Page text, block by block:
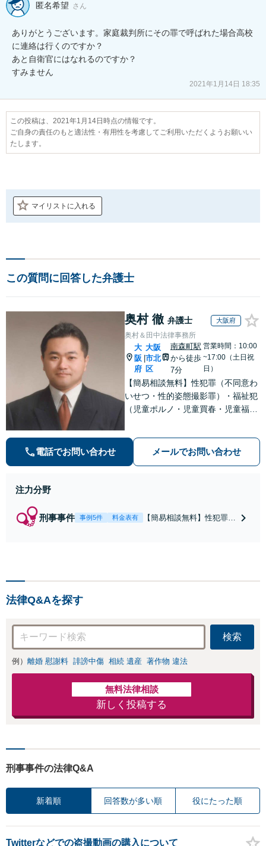
匿名希望 さん
ありがとうございます。家庭裁判所にその罪で呼ばれた場合高校
に連絡は行くのですか？
あと自衛官にはなれるのですか？
すみません
2021年1月14日 18:35
この投稿は、2021年1月14日時点の情報です。
ご自身の責任のもと適法性・有用性を考慮してご利用いただくようお願いい
たします。
マイリストに入れる
この質問に回答した弁護士
奥村 徹 弁護士 大阪府
奥村＆田中法律事務所
大
阪
府
大阪
市北
区
南森町駅
から徒歩
7分
営業時間：10:00
~17:00（土日祝
日）
【簡易相談無料】性犯罪（不同意わ
いせつ・性的姿態撮影罪）・福祉犯
（児童ポルノ・児童買春・児童福祉
等）に非常に詳しい弁護士です
電話でお問い合わせ メールでお問い合わせ
注力分野
刑事事件 事例5件 料金表有
【簡易相談無料】性犯罪
法律Q&Aを探す
検索
例） 離婚 慰謝料 誹謗中傷 相続 遺産 著作物 違法
無料法律相談
新しく投稿する
刑事事件の法律Q&A
新着順 回答数が多い順 役にたった順
Twitterなどでの盗撮動画の購入について